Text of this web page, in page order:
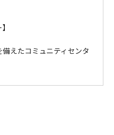
えたコミュニティセンタ